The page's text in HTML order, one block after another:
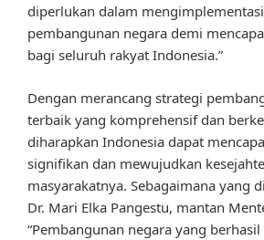
diperlukan dalam
pembangunan negara demi
bagi seluruh rakyat Indonesia.”
Dengan merancang strategi
terbaik yang komprehensif dan
diharapkan Indonesia dapat
signifikan dan mewujudkan
masyarakatnya. Sebagaimana yang
Dr. Mari Elka Pangestu, mantan
“Pembangunan negara yang